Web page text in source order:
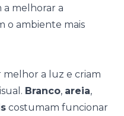
a melhorar a
o ambiente mais
a luz e criam
Branco, areia,
costumam funcionar